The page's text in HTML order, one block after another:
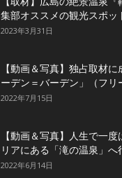
集部オススメの観光スポッ
2023年3月31日
【動画＆写真】独占取材
ーデン＝バーデン」（フリ
2022年7月15日
【動画＆写真】人生で一
リアにある「滝の温泉」へ
2022年6月14日